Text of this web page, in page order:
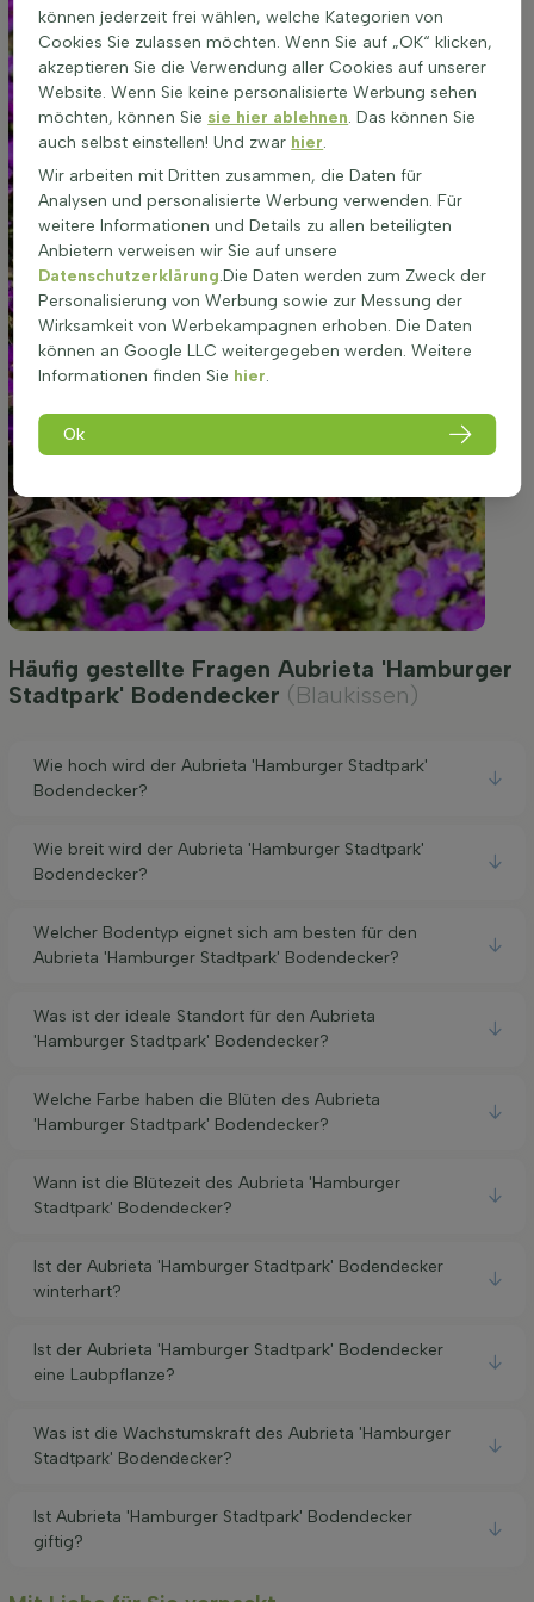
Häufig gestellte Fragen Aubrieta 'Hamburger
Stadtpark' Bodendecker (Blaukissen)
Wie hoch wird der Aubrieta 'Hamburger Stadtpark'
Bodendecker?
Wie breit wird der Aubrieta 'Hamburger Stadtpark'
Bodendecker?
Welcher Bodentyp eignet sich am besten für den
Aubrieta 'Hamburger Stadtpark' Bodendecker?
Was ist der ideale Standort für den Aubrieta
'Hamburger Stadtpark' Bodendecker?
Welche Farbe haben die Blüten des Aubrieta
'Hamburger Stadtpark' Bodendecker?
Wann ist die Blütezeit des Aubrieta 'Hamburger
Stadtpark' Bodendecker?
Ist der Aubrieta 'Hamburger Stadtpark' Bodendecker
winterhart?
Ist der Aubrieta 'Hamburger Stadtpark' Bodendecker
eine Laubpflanze?
Was ist die Wachstumskraft des Aubrieta 'Hamburger
Stadtpark' Bodendecker?
Ist Aubrieta 'Hamburger Stadtpark' Bodendecker
giftig?
können jederzeit frei wählen, welche Kategorien von
Cookies Sie zulassen möchten. Wenn Sie auf „OK“ klicken,
akzeptieren Sie die Verwendung aller Cookies auf unserer
Website. Wenn Sie keine personalisierte Werbung sehen
möchten, können Sie sie hier ablehnen. Das können Sie
auch selbst einstellen! Und zwar hier.
Wir arbeiten mit Dritten zusammen, die Daten für
Analysen und personalisierte Werbung verwenden. Für
weitere Informationen und Details zu allen beteiligten
Anbietern verweisen wir Sie auf unsere
Datenschutzerklärung.Die Daten werden zum Zweck der
Personalisierung von Werbung sowie zur Messung der
Wirksamkeit von Werbekampagnen erhoben. Die Daten
können an Google LLC weitergegeben werden. Weitere
Informationen finden Sie hier.
Ok